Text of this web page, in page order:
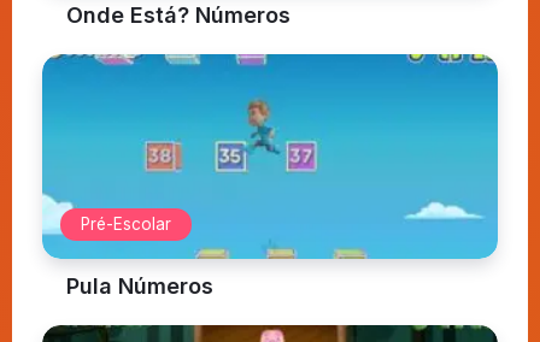
Onde Está? Números
Pré-Escolar
Pula Números